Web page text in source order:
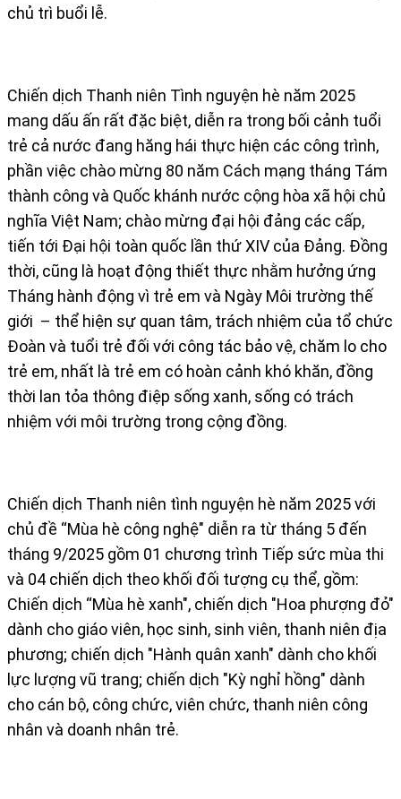
chủ trì buổi lễ.
Chiến dịch Thanh niên Tình nguyện hè năm 2025
mang dấu ấn rất đặc biệt, diễn ra trong bối cảnh tuổi
trẻ cả nước đang hăng hái thực hiện các công trình,
phần việc chào mừng 80 năm Cách mạng tháng Tám
thành công và Quốc khánh nước cộng hòa xã hội chủ
nghĩa Việt Nam; chào mừng đại hội đảng các cấp,
tiến tới Đại hội toàn quốc lần thứ XIV của Đảng. Đồng
thời, cũng là hoạt động thiết thực nhằm hưởng ứng
Tháng hành động vì trẻ em và Ngày Môi trường thế
giới – thể hiện sự quan tâm, trách nhiệm của tổ chức
Đoàn và tuổi trẻ đối với công tác bảo vệ, chăm lo cho
trẻ em, nhất là trẻ em có hoàn cảnh khó khăn, đồng
thời lan tỏa thông điệp sống xanh, sống có trách
nhiệm với môi trường trong cộng đồng.
Chiến dịch Thanh niên tình nguyện hè năm 2025 với
chủ đề “Mùa hè công nghệ" diễn ra từ tháng 5 đến
tháng 9/2025 gồm 01 chương trình Tiếp sức mùa thi
và 04 chiến dịch theo khối đối tượng cụ thể, gồm:
Chiến dịch “Mùa hè xanh", chiến dịch "Hoa phượng đỏ"
dành cho giáo viên, học sinh, sinh viên, thanh niên địa
phương; chiến dịch "Hành quân xanh" dành cho khối
lực lượng vũ trang; chiến dịch "Kỳ nghỉ hồng" dành
cho cán bộ, công chức, viên chức, thanh niên công
nhân và doanh nhân trẻ.